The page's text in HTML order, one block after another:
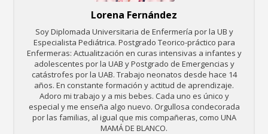
Lorena Fernández
Soy Diplomada Universitaria de Enfermería por la UB y
Especialista Pediátrica. Postgrado Teorico-práctico para
Enfermeras: Actualitzación en curas intensivas a infantes y
adolescentes por la UAB y Postgrado de Emergencias y
catástrofes por la UAB. Trabajo neonatos desde hace 14
años. En constante formación y actitud de aprendizaje.
Adoro mi trabajo y a mis bebes. Cada uno es único y
especial y me enseña algo nuevo. Orgullosa condecorada
por las familias, al igual que mis compañeras, como UNA
MAMÁ DE BLANCO.